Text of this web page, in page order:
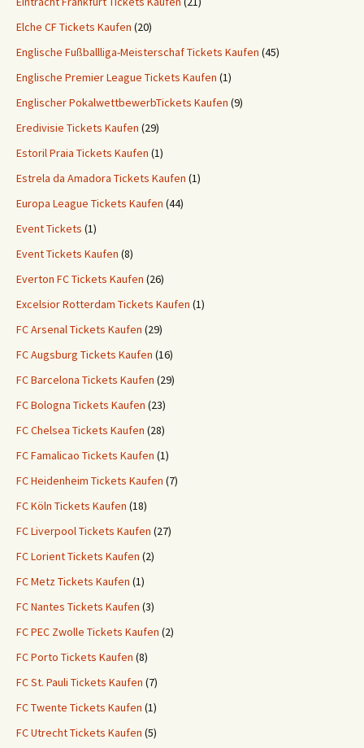
Elche CF Tickets Kaufen (20)
Englische Fußballliga-Meisterschaf Tickets Kaufen (45)
Englische Premier League Tickets Kaufen (1)
Englischer PokalwettbewerbTickets Kaufen (9)
Eredivisie Tickets Kaufen (29)
Estoril Praia Tickets Kaufen (1)
Estrela da Amadora Tickets Kaufen (1)
Europa League Tickets Kaufen (44)
Event Tickets (1)
Event Tickets Kaufen (8)
Everton FC Tickets Kaufen (26)
Excelsior Rotterdam Tickets Kaufen (1)
FC Arsenal Tickets Kaufen (29)
FC Augsburg Tickets Kaufen (16)
FC Barcelona Tickets Kaufen (29)
FC Bologna Tickets Kaufen (23)
FC Chelsea Tickets Kaufen (28)
FC Famalicao Tickets Kaufen (1)
FC Heidenheim Tickets Kaufen (7)
FC Köln Tickets Kaufen (18)
FC Liverpool Tickets Kaufen (27)
FC Lorient Tickets Kaufen (2)
FC Metz Tickets Kaufen (1)
FC Nantes Tickets Kaufen (3)
FC PEC Zwolle Tickets Kaufen (2)
FC Porto Tickets Kaufen (8)
FC St. Pauli Tickets Kaufen (7)
FC Twente Tickets Kaufen (1)
FC Utrecht Tickets Kaufen (5)